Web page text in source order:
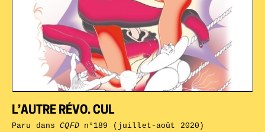
L’AUTRE RÉVO. CUL
Paru dansCQFDn°189 (juillet-août 2020)